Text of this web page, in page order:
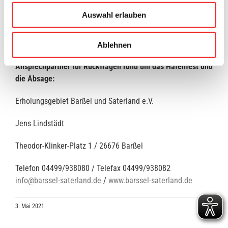
Auswahl erlauben
Ablehnen
mit dem Hafenfestlauf in gewohnter Art und Weise
Ansprechpartner für Rückfragen rund um das Hafenfest und
die Absage:
Erholungsgebiet Barßel und Saterland e.V.
Jens Lindstädt
Theodor-Klinker-Platz 1 / 26676 Barßel
Telefon 04499/938080 / Telefax 04499/938082
info@barssel-saterland.de / www.barssel-saterland.de
3. Mai 2021